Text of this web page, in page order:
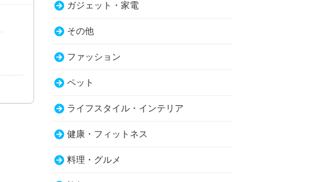
ガジェット・家電
その他
ファッション
ペット
ライフスタイル・インテリア
健康・フィットネス
料理・グルメ